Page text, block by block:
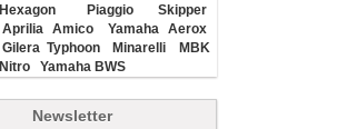
Hexagon
Piaggio Skipper
Aprilia Amico
Yamaha Aerox
Gilera Typhoon
Minarelli
MBK
Nitro
Yamaha BWS
Newsletter